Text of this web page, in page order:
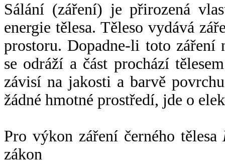
Sálání (záření) je přirozená
energie tělesa. Těleso vydává
prostoru. Dopadne-li toto záření
se odráží a část prochází
závisí na jakosti a barvě
žádné hmotné prostředí, jde o
Pro výkon záření černého tělesa
zákon